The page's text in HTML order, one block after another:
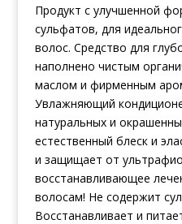
Продукт с улучшенной
сульфатов, для
волос. Средство для
наполнено чистым
маслом и фирменным
Увлажняющий
натуральных и
естественный блеск и
и защищает от
восстанавливающее
волосам! Не содержит
Восстанавливает и